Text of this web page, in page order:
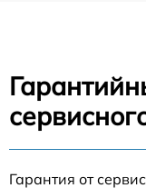
Гарантия от